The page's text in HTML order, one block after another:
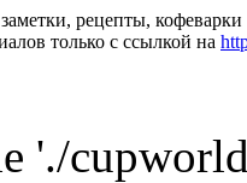
рецепты,
только с ссылкой на
'./